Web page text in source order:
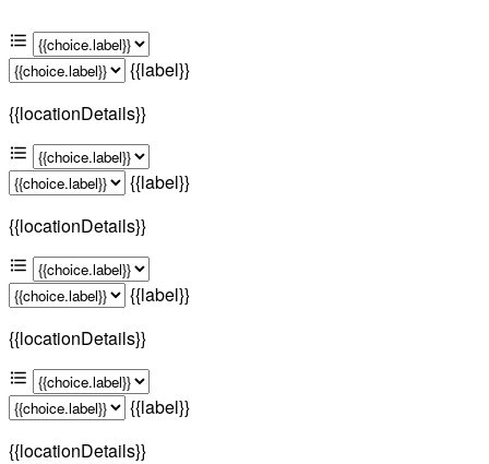
{{label}}
{{locationDetails}}
{{label}}
{{locationDetails}}
{{label}}
{{locationDetails}}
{{label}}
{{locationDetails}}